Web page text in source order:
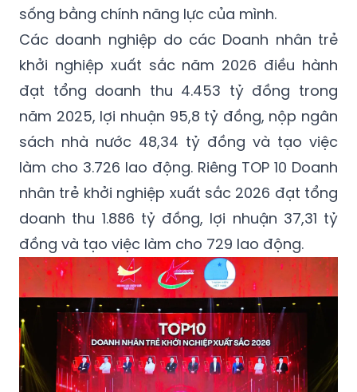
sống bằng chính năng lực của mình.
Các doanh nghiệp do các Doanh nhân trẻ
khởi nghiệp xuất sắc năm 2026 điều hành
đạt tổng doanh thu 4.453 tỷ đồng trong
năm 2025, lợi nhuận 95,8 tỷ đồng, nộp ngân
sách nhà nước 48,34 tỷ đồng và tạo việc
làm cho 3.726 lao động. Riêng TOP 10 Doanh
nhân trẻ khởi nghiệp xuất sắc 2026 đạt tổng
doanh thu 1.886 tỷ đồng, lợi nhuận 37,31 tỷ
đồng và tạo việc làm cho 729 lao động.